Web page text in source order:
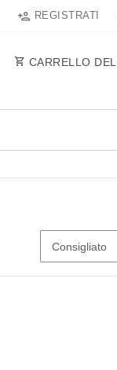
REGISTRATI
CARRELLO